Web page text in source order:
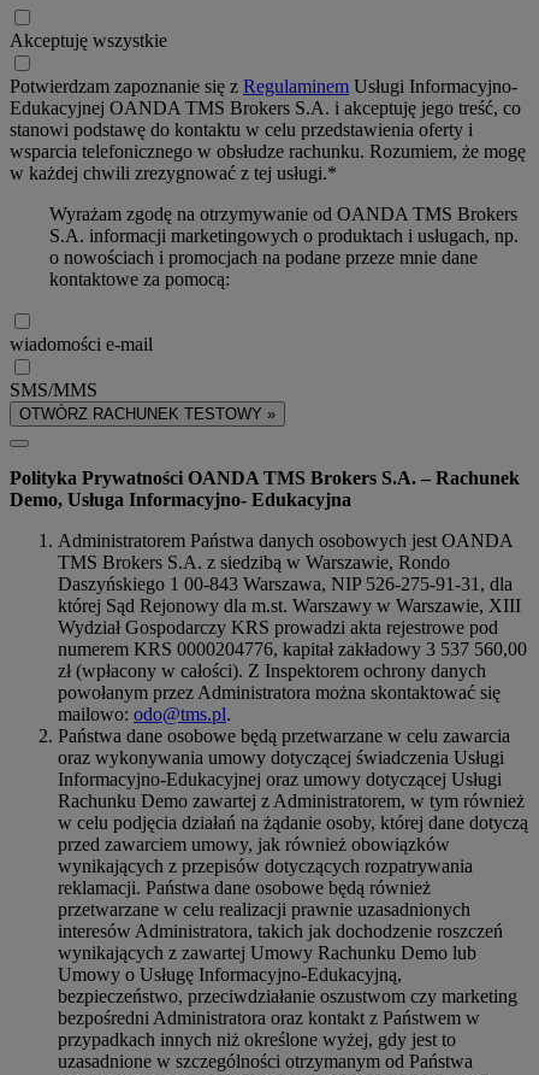
Akceptuję wszystkie
Potwierdzam zapoznanie się z Regulaminem Usługi Informacyjno-
Edukacyjnej OANDA TMS Brokers S.A. i akceptuję jego treść, co
stanowi podstawę do kontaktu w celu przedstawienia oferty i
wsparcia telefonicznego w obsłudze rachunku. Rozumiem, że mogę
w każdej chwili zrezygnować z tej usługi.*
Wyrażam zgodę na otrzymywanie od OANDA TMS Brokers
S.A. informacji marketingowych o produktach i usługach, np.
o nowościach i promocjach na podane przeze mnie dane
kontaktowe za pomocą:
wiadomości e-mail
SMS/MMS
OTWÓRZ RACHUNEK TESTOWY »
Polityka Prywatności OANDA TMS Brokers S.A. – Rachunek
Demo, Usługa Informacyjno- Edukacyjna
Administratorem Państwa danych osobowych jest OANDA
TMS Brokers S.A. z siedzibą w Warszawie, Rondo
Daszyńskiego 1 00-843 Warszawa, NIP 526-275-91-31, dla
której Sąd Rejonowy dla m.st. Warszawy w Warszawie, XIII
Wydział Gospodarczy KRS prowadzi akta rejestrowe pod
numerem KRS 0000204776, kapitał zakładowy 3 537 560,00
zł (wpłacony w całości). Z Inspektorem ochrony danych
powołanym przez Administratora można skontaktować się
mailowo: odo@tms.pl.
Państwa dane osobowe będą przetwarzane w celu zawarcia
oraz wykonywania umowy dotyczącej świadczenia Usługi
Informacyjno-Edukacyjnej oraz umowy dotyczącej Usługi
Rachunku Demo zawartej z Administratorem, w tym również
w celu podjęcia działań na żądanie osoby, której dane dotyczą
przed zawarciem umowy, jak również obowiązków
wynikających z przepisów dotyczących rozpatrywania
reklamacji. Państwa dane osobowe będą również
przetwarzane w celu realizacji prawnie uzasadnionych
interesów Administratora, takich jak dochodzenie roszczeń
wynikających z zawartej Umowy Rachunku Demo lub
Umowy o Usługę Informacyjno-Edukacyjną,
bezpieczeństwo, przeciwdziałanie oszustwom czy marketing
bezpośredni Administratora oraz kontakt z Państwem w
przypadkach innych niż określone wyżej, gdy jest to
uzasadnione w szczególności otrzymanym od Państwa